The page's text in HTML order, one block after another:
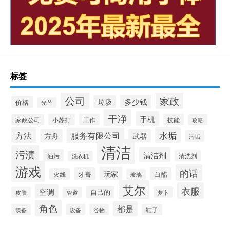
标签
价格 光芒 公司 垃圾 多少钱 家政
家政公司 小苏打 工作 干净 手机 技能 攻略
方法 方舟 服务有限公司 武器 水垢 污垢
污渍 油污 洗衣机 清洁 清洁剂 清洗剂
游戏 火线 牙膏 玩家 玻璃 白醋 的话
皮肤 空调 管道 自己的 艾尔 萝卜 衣服
装备 角色 设备 谷物 都是 鞋子